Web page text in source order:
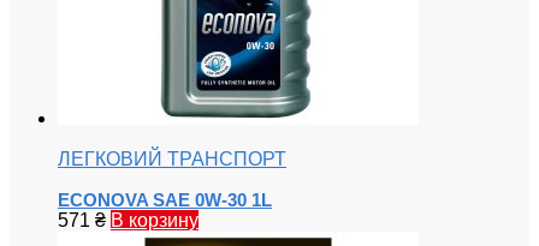
ЛЕГКОВИЙ ТРАНСПОРТ
ECONOVA SAE 0W-30 1L
571 ₴ В корзину